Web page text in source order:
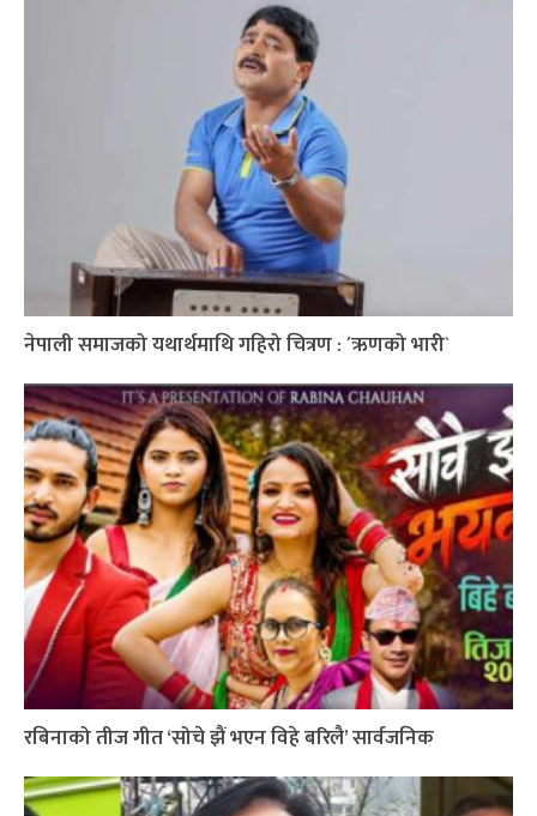
नेपाली समाजको यथार्थमाथि गहिरो चित्रण : ´ऋणको भारी`
रबिनाको तीज गीत ‘सोचे झैं भएन विहे बरिलै’ सार्वजनिक